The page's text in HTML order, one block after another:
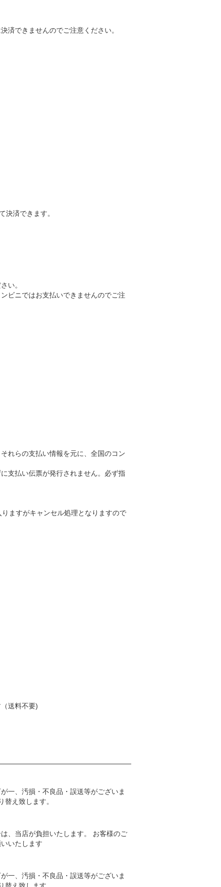
済できませんのでご注意ください。
決済できます。
い。
ビニではお支払いできませんのでご注
れらの支払い情報を元に、全国のコン
支払い伝票が発行されません。必ず指
ますがキャンセル処理となりますので
送料不要)
一、汚損・不良品・誤送等がございま
替え致します。
、当店が負担いたします。 お客様のご
いたします
一、汚損・不良品・誤送等がございま